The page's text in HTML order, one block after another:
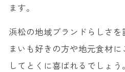
ます。
浜松の地域ブランドらしさ
まいも好きの方や地元食材
してとくに喜ばれるでしょう。